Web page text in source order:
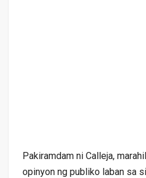
Pakiramdam ni Calleja,
opinyon ng publiko laban sa